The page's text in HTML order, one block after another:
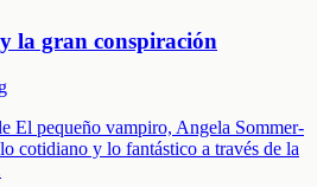
la gran conspiración
El pequeño vampiro, Angela Sommer-
cotidiano y lo fantástico a través de la